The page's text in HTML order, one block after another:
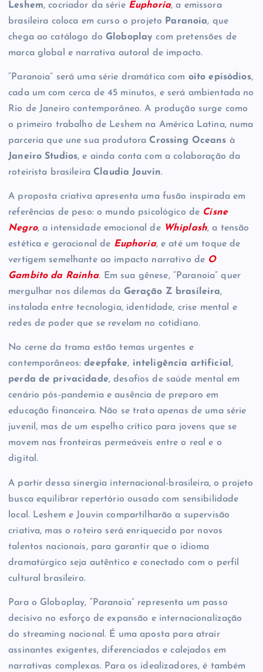
Leshem, cocriador da série Euphoria, a emissora
brasileira coloca em curso o projeto Paranoia, que
chega ao catálogo doGloboplay com pretensões de
marca global e narrativa autoral de impacto.
“Paranoia” será uma série dramática com oito episódios,
cada um com cerca de 45 minutos, e será ambientada no
Rio de Janeiro contemporâneo. A produção surge como
o primeiro trabalho de Leshem na América Latina, numa
parceria que une sua produtoraCrossing Oceans à
Janeiro Studios, e ainda conta com a colaboração da
roteirista brasileiraClaudia Jouvin.
A proposta criativa apresenta uma fusão inspirada em
referências de peso: o mundo psicológico de Cisne
Negro, a intensidade emocional de Whiplash, a tensão
estética e geracional de Euphoria, e até um toque de
vertigem semelhante ao impacto narrativo de O
Gambito da Rainha. Em sua gênese, “Paranoia” quer
mergulhar nos dilemas da Geração Z brasileira,
instalada entre tecnologia, identidade, crise mental e
redes de poder que se revelam no cotidiano.
No cerne da trama estão temas urgentes e
contemporâneos:deepfake, inteligência artificial,
perda de privacidade, desafios de saúde mental em
cenário pós-pandemia e ausência de preparo em
educação financeira. Não se trata apenas de uma série
juvenil, mas de um espelho crítico para jovens que se
movem nas fronteiras permeáveis entre o real e o
digital.
A partir dessa sinergia internacional-brasileira, o projeto
busca equilibrar repertório ousado com sensibilidade
local. Leshem e Jouvin compartilharão a supervisão
criativa, mas o roteiro será enriquecido por novos
talentos nacionais, para garantir que o idioma
dramatúrgico seja autêntico e conectado com o perfil
cultural brasileiro.
Para o Globoplay, “Paranoia” representa um passo
decisivo no esforço de expansão e internacionalização
do streaming nacional. É uma aposta para atrair
assinantes exigentes, diferenciados e calejados em
narrativas complexas. Para os idealizadores, é também